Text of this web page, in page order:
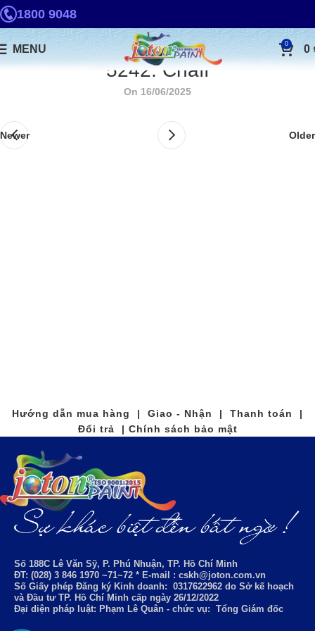
1800 9048
MENU 0 0
5242. Chaff
On 16/06/2025
Newer Older
Hướng dẫn mua hàng | Giao - Nhận | Thanh toán |
Đổi trả | Chính sách bảo mật
Số 188C Lê Văn Sỹ, P. Phú Nhuận, TP. Hồ Chí Minh
ĐT: (028) 3 846 1970 ~71~72 * E-mail : cskh@joton.com.vn
Số Giấy phép Đăng ký Kinh doanh: 0317622962 do Sở kế hoạch
và Đầu tư TP. Hồ Chí Minh cấp ngày 26/12/2022
Đại diện pháp luật: Phạm Lê Quân - chức vụ: Tổng Giám đốc